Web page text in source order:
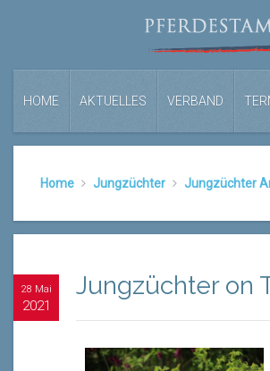
HOME AKTUELLES VERBAND
Home Jungzüchter Jungzüchter
28 Mai
2021
Jungzüchter on